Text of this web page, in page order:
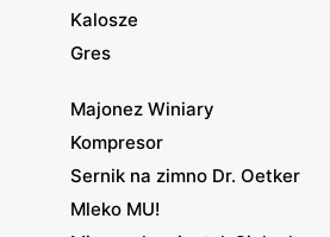
Kalosze
Gres
Majonez Winiary
Kompresor
Sernik na zimno Dr. Oetker
Mleko MU!